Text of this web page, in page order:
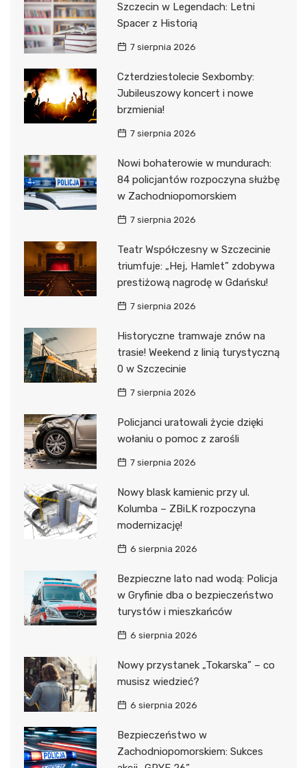
Szczecin w Legendach: Letni
Spacer z Historią
7 sierpnia 2026
Czterdziestolecie Sexbomby:
Jubileuszowy koncert i nowe
brzmienia!
7 sierpnia 2026
Nowi bohaterowie w mundurach:
84 policjantów rozpoczyna służbę
w Zachodniopomorskiem
7 sierpnia 2026
Teatr Współczesny w Szczecinie
triumfuje: „Hej, Hamlet” zdobywa
prestiżową nagrodę w Gdańsku!
7 sierpnia 2026
Historyczne tramwaje znów na
trasie! Weekend z linią turystyczną
0 w Szczecinie
7 sierpnia 2026
Policjanci uratowali życie dzięki
wołaniu o pomoc z zarośli
7 sierpnia 2026
Nowy blask kamienic przy ul.
Kolumba – ZBiLK rozpoczyna
modernizację!
6 sierpnia 2026
Bezpieczne lato nad wodą: Policja
w Gryfinie dba o bezpieczeństwo
turystów i mieszkańców
6 sierpnia 2026
Nowy przystanek „Tokarska” – co
musisz wiedzieć?
6 sierpnia 2026
Bezpieczeństwo w
Zachodniopomorskiem: Sukces